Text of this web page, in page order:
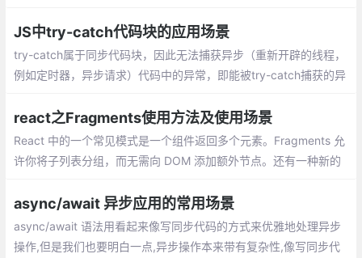
JS中try-catch代码块的应用场景
try-catch属于同步代码块，因此无法捕获异步（重新开辟的线程，
例如定时器，异步请求）代码中的异常，即能被try-catch捕获的异
能被捕获异常
react之Fragments使用方法及使用场景
React 中的一个常见模式是一个组件返回多个元素。Fragments 允
许你将子列表分组，而无需向 DOM 添加额外节点。还有一种新的
async/await 异步应用的常用场景
async/await 语法用看起来像写同步代码的方式来优雅地处理异步
操作,但是我们也要明白一点,异步操作本来带有复杂性,像写同步代